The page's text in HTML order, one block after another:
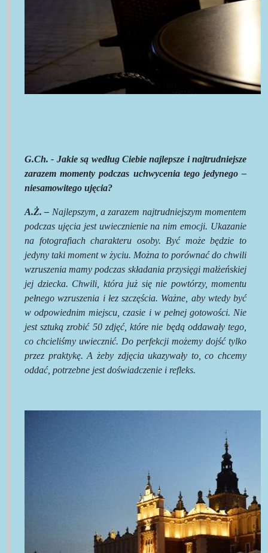
G.Ch. - Jakie są według Ciebie najlepsze i najtrudniejsze
zarazem momenty podczas uchwycenia tego jedynego –
niesamowitego ujęcia?
A.Ż. – Najlepszym, a zarazem najtrudniejszym momentem
podczas ujęcia jest uwiecznienie na nim emocji. Ukazanie
na fotografiach charakteru osoby. Być może będzie to
jedyny taki moment w życiu. Można to porównać do chwili
wzruszenia mamy podczas składania przysięgi małżeńskiej
jej dziecka. Chwili, która już się nie powtórzy, momentu
pełnego wzruszenia i łez szczęścia. Ważne, aby wtedy być
w odpowiednim miejscu, czasie i w pełnej gotowości. Nie
jest sztuką zrobić 50 zdjęć, które nie będą oddawały tego,
co chcieliśmy uwiecznić. Do perfekcji możemy dojść tylko
przez praktykę. A żeby zdjęcia ukazywały to, co chcemy
oddać, potrzebne jest doświadczenie i refleks.